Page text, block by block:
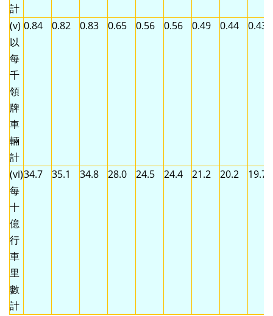
計
(v)
以
每
千
領
牌
車
輛
計
0.84 0.82 0.83 0.65 0.56 0.56 0.49 0.44 0.43
(vi)
每
十
億
行
車
里
數
計
34.7 35.1 34.8 28.0 24.5 24.4 21.2 20.2 19.7